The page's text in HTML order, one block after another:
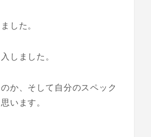
した。
しました。
か、そして自分のスペック
います。